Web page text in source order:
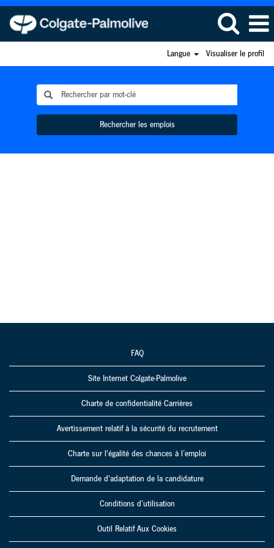
Langue Visualiser le profil
Rechercher les emplois
FAQ
Site Internet Colgate-Palmolive
Charte de confidentialité Carrières
Avertissement relatif à la sécurité du recrutement
Charte sur l'égalité des chances à l’emploi
Demande d'adaptation de la candidature
Conditions d’utilisation
Outil Relatif Aux Cookies